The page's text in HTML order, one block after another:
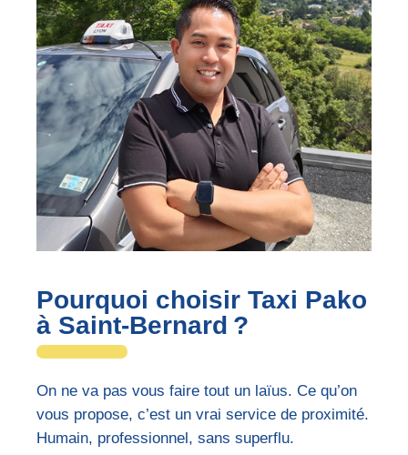
Pourquoi choisir Taxi Pako
à Saint-Bernard ?
On ne va pas vous faire tout un laïus. Ce qu’on
vous propose, c’est un vrai service de proximité.
Humain, professionnel, sans superflu.